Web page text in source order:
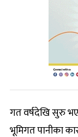
गत वर्षदेखि सुरु
भूमिगत पानीका